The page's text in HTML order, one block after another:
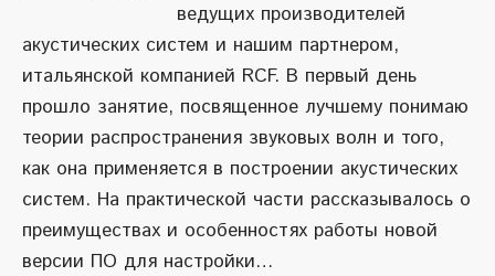
ведущих производителей
акустических систем и нашим партнером,
итальянской компанией RCF. В первый день
прошло занятие, посвященное лучшему понимаю
теории распространения звуковых волн и того,
как она применяется в построении акустических
систем. На практической части рассказывалось о
преимуществах и особенностях работы новой
версии ПО для настройки…